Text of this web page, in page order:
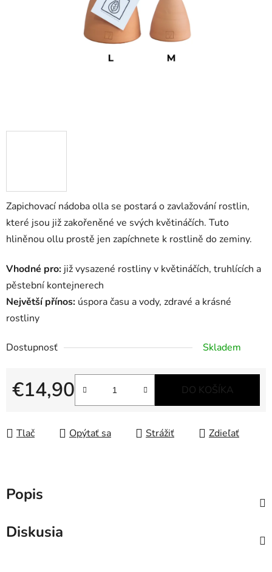
Zapichovací nádoba olla se postará o zavlažování rostlin,
které jsou již zakořeněné ve svých květináčích. Tuto
hliněnou ollu prostě jen zapíchnete k rostlině do zeminy.
Vhodné pro: již vysazené rostliny v květináčích, truhlících a
pěstební kontejnerech
Největší přínos: úspora času a vody, zdravé a krásné
rostliny
Dostupnosť Skladem
€14,90
Jednotková cena:
DO KOŠÍKA
Tlač Opýtať sa Strážiť Zdieľať
Popis
Diskusia